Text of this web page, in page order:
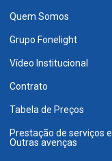
Quem Somos
Grupo Fonelight
Vídeo Institucional
Contrato
Tabela de Preços
Prestação de serviços e
Outras avenças